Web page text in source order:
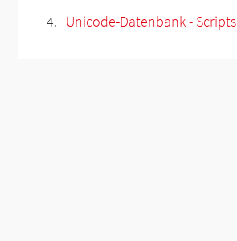
Unicode-Datenbank - Scripts